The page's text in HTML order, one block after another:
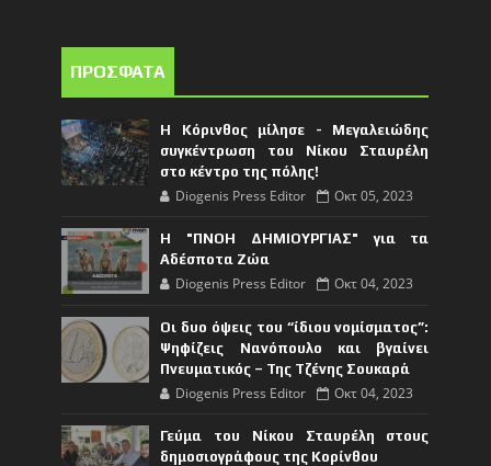
ΠΡΟΣΦΑΤΑ
Η Κόρινθος μίλησε - Μεγαλειώδης
συγκέντρωση του Νίκου Σταυρέλη
στο κέντρο της πόλης!
Diogenis Press Editor Οκτ 05, 2023
Η "ΠΝΟΗ ΔΗΜΙΟΥΡΓΙΑΣ" για τα
Αδέσποτα Ζώα
Diogenis Press Editor Οκτ 04, 2023
Οι δυο όψεις του “ίδιου νομίσματος”:
Ψηφίζεις Νανόπουλο και βγαίνει
Πνευματικός – Της Τζένης Σουκαρά
Diogenis Press Editor Οκτ 04, 2023
Γεύμα του Νίκου Σταυρέλη στους
δημοσιογράφους της Κορίνθου